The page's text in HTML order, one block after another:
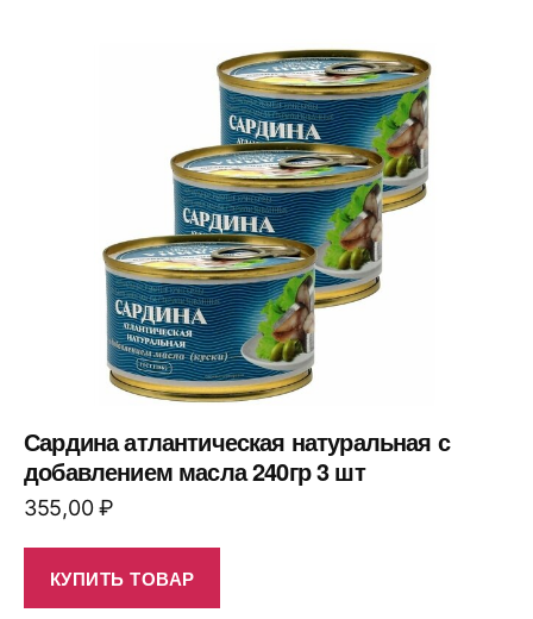
Сардина атлантическая натуральная с
добавлением масла 240гр 3 шт
355,00₽
КУПИТЬ ТОВАР